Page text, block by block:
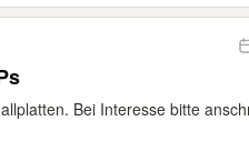
Bei Interesse bitte